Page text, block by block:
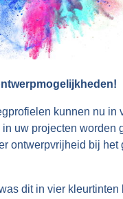
kunnen nu in
uw projecten worden
ontwerpvrijheid bij het
dit in vier kleurtinten